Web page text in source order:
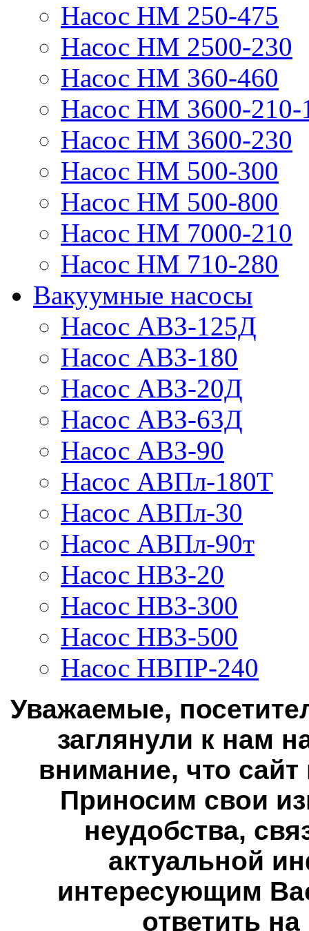
Насос НМ 250-475
Насос НМ 2500-230
Насос НМ 360-460
Насос НМ 3600-210-
Насос НМ 3600-230
Насос НМ 500-300
Насос НМ 500-800
Насос НМ 7000-210
Насос НМ 710-280
Вакуумные насосы
Насос АВЗ-125Д
Насос АВЗ-180
Насос АВЗ-20Д
Насос АВЗ-63Д
Насос АВЗ-90
Насос АВПл-180Т
Насос АВПл-30
Насос АВПл-90т
Насос НВЗ-20
Насос НВЗ-300
Насос НВЗ-500
Насос НВПР-240
Уважаемые,
заглянули к нам
внимание, что сайт
Приносим свои
неудобства,
актуальной
интересующим
ответить